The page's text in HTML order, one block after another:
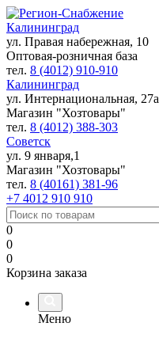
Калининград
ул. Правая набережная, 10
Оптовая-розничная база
тел. 8 (4012) 910-910
Калининград
ул. Интернациональная, 27а
Магазин "Хозтовары"
тел. 8 (4012) 388-303
Советск
ул. 9 января,1
Магазин "Хозтовары"
тел. 8 (40161) 381-96
+7 4012 910 910
0
0
0
Корзина заказа
Меню